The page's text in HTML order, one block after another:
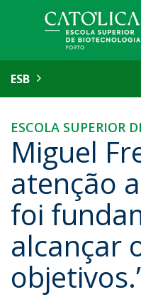
ESB
ESCOLA SUPERIOR
Miguel
atenção
foi
alcançar